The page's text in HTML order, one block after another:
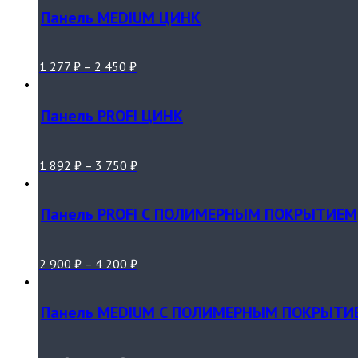
Панель MEDIUM ЦИНК
1 277 ₽ – 2 450 ₽
Панель PROFI ЦИНК
1 892 ₽ – 3 750 ₽
Панель PROFI С ПОЛИМЕРНЫМ ПОКРЫТИЕМ
2 900 ₽ – 4 200 ₽
Панель MEDIUM С ПОЛИМЕРНЫМ